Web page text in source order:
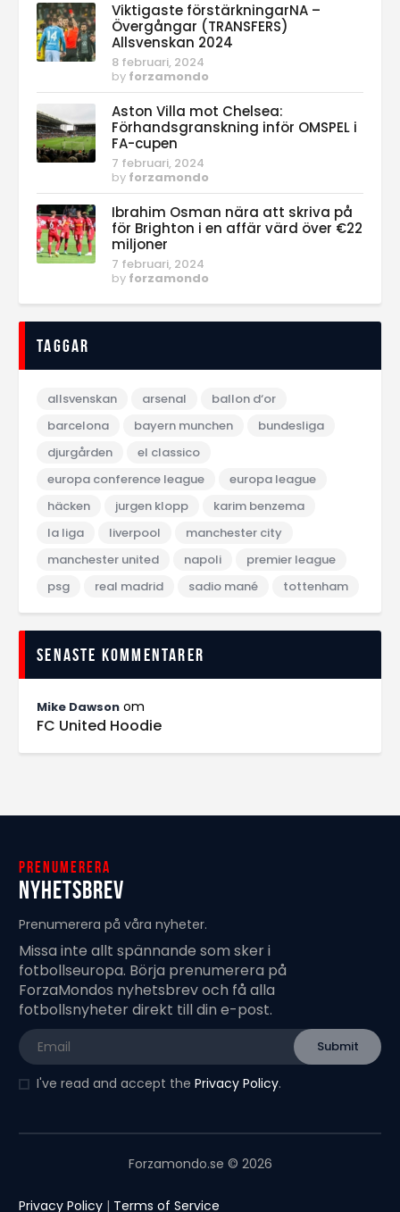
Viktigaste förstärkningarNA –
Övergångar (TRANSFERS)
Allsvenskan 2024
8 februari, 2024
by forzamondo
Aston Villa mot Chelsea:
Förhandsgranskning inför OMSPEL i
FA-cupen
7 februari, 2024
by forzamondo
Ibrahim Osman nära att skriva på
för Brighton i en affär värd över €22
miljoner
7 februari, 2024
by forzamondo
Taggar
allsvenskan arsenal
ballon d‘or
barcelona
bayern munchen
bundesliga
djurgården
el classico
europa conference league
europa league
häcken
jurgen klopp
karim benzema
la liga
liverpool
manchester city
manchester united
napoli
premier league
psg
real madrid sadio mané tottenham
Senaste kommentarer
Mike Dawson om
FC United Hoodie
Prenumerera
Nyhetsbrev
Prenumerera på våra nyheter.
Missa inte allt spännande som sker i
fotbollseuropa. Börja prenumerera på
ForzaMondos nyhetsbrev och få alla
fotbollsnyheter direkt till din e-post.
I've read and accept the Privacy Policy.
Forzamondo.se © 2026
Privacy Policy | Terms of Service